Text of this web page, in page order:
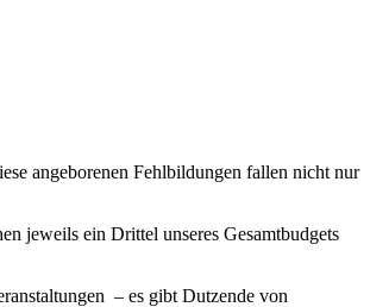
angeborenen Fehlbildungen fallen nicht nur
jeweils ein Drittel unseres Gesamtbudgets
– es gibt Dutzende von